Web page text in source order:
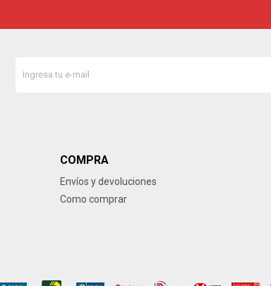
COMPRA
Envíos y devoluciones
Como comprar